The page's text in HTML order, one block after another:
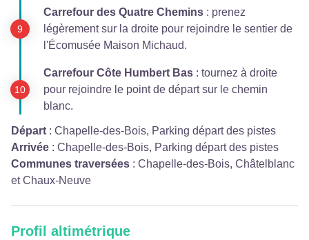
Carrefour des Quatre Chemins : prenez
légèrement sur la droite pour rejoindre le sentier de
l'Écomusée Maison Michaud.
Carrefour Côte Humbert Bas : tournez à droite
pour rejoindre le point de départ sur le chemin
blanc.
Départ : Chapelle-des-Bois, Parking départ des pistes
Arrivée : Chapelle-des-Bois, Parking départ des pistes
Communes traversées : Chapelle-des-Bois, Châtelblanc
et Chaux-Neuve
Profil altimétrique